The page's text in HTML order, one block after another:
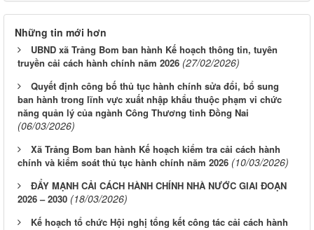
Những tin mới hơn
UBND xã Trảng Bom ban hành Kế hoạch thông tin, tuyên
truyền cải cách hành chính năm 2026 (27/02/2026)
Quyết định công bố thủ tục hành chính sửa đổi, bổ sung
ban hành trong lĩnh vực xuất nhập khẩu thuộc phạm vi chức
năng quản lý của ngành Công Thương tỉnh Đồng Nai
(06/03/2026)
Xã Trảng Bom ban hành Kế hoạch kiểm tra cải cách hành
chính và kiểm soát thủ tục hành chính năm 2026 (10/03/2026)
ĐẨY MẠNH CẢI CÁCH HÀNH CHÍNH NHÀ NƯỚC GIAI ĐOẠN
2026 – 2030 (18/03/2026)
Kế hoạch tổ chức Hội nghị tổng kết công tác cải cách hành